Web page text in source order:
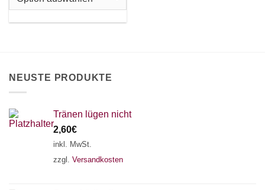
gewählt
werden
NEUSTE PRODUKTE
Tränen lügen nicht
2,60€
inkl. MwSt.
zzgl. Versandkosten